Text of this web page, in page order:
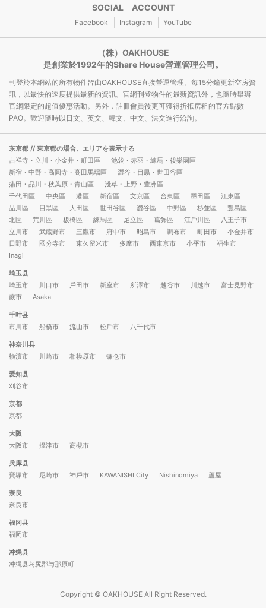
SOCIAL ACCOUNT
Facebook Instagram YouTube
（株）OAKHOUSE
是創業於1992年的Share House營運管理公司。
刊登於本網站的所有物件皆由OAKHOUSE直接營運管理。每15分鐘更新空房資
訊，以最快的速度提供最新的資訊。官網刊登物件的最新資訊外，也隨時舉辦
官網限定的超值優惠活動。另外，註冊會員後更可獲得折抵房租的官方點數
PAO。歡迎隨時以日文、英文、韓文、中文、法文進行洽詢。
东京都 // 東京都の場合、エリアを表示する
吉祥寺・立川・小金井・町田區
池袋・赤羽・練馬・後樂園區
新宿・中野・高圓寺・高田馬場區
澀谷・目黒・世田谷區
蒲田・品川・秋葉原・青山區
淺草・上野・豊洲區
千代田區
中央區 港區 新宿區 文京區 台東區 墨田區
江東區
品川區
目黒區 大田區 世田谷區 澀谷區 中野區 杉並區
豐島區
北區
荒川區 板橋區 練馬區 足立區 葛飾區 江戶川區
八王子市
立川市
武蔵野市 三鷹市 府中市 昭島市 調布市 町田市
小金井市
日野市
國分寺市 東久留米市 多摩市 西東京市 小平市
福生市
Inagi
埼玉县
埼玉市
川口市 戶田市 新座市 所澤市 越谷市 川越市
富士見野市
蕨市
Asaka
千叶县
市川市
船橋市 流山市 松戶市 八千代市
神奈川县
橫濱市
川崎市 相模原市 镰仓市
爱知县
刈谷市
京都
京都
大阪
大阪市
攝津市 高槻市
兵库县
寶塚市
尼崎市 神戶市 KAWANISHI City Nishinomiya 蘆屋
奈良
奈良市
福冈县
福岡市
冲绳县
冲绳县岛尻郡与那原町
Copyright © OAKHOUSE All Right Reserved.